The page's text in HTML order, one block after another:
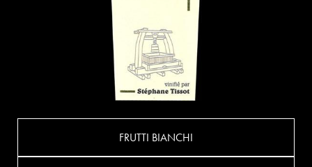
FRUTTI BIANCHI